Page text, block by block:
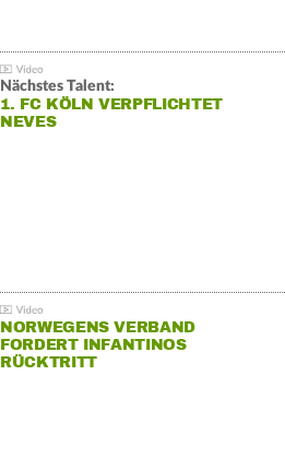
Nächstes Talent:
1. FC KÖLN VERPFLICHTET
NEVES
NORWEGENS VERBAND
FORDERT INFANTINOS
RÜCKTRITT